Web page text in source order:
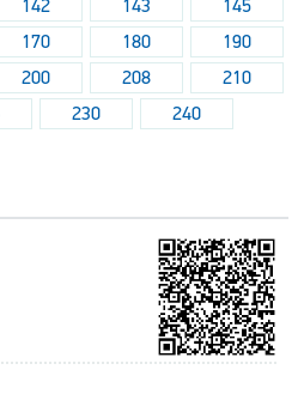
142 143
145
170 180
190
200 208
210
230 240